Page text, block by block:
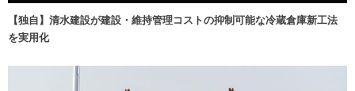
【独自】清水建設が建設・維持管理コストの抑制可能な冷蔵倉庫新工法
を実用化